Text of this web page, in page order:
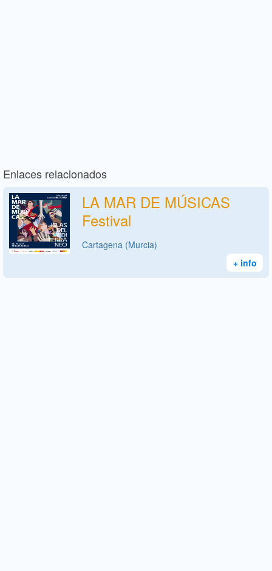
Enlaces relacionados
LA MAR DE MÚSICAS
Festival
Cartagena (Murcia)
+ info